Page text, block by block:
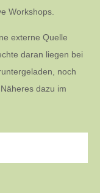
Workshops.
externe Quelle
daran liegen bei
noch
dazu im